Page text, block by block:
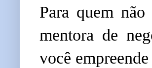
Para quem
mentora de
você